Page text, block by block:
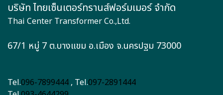
บริษัท ไทยเซ็นเตอร์ทรานส์ฟอร์มเมอร์ จำกัด
Thai Center Transformer Co.,Ltd.
67/1 หมู่ 7 ต.บางแขม อ.เมือง จ.นครปฐม 73000
Tel.096-7899444, Tel.097-2891444